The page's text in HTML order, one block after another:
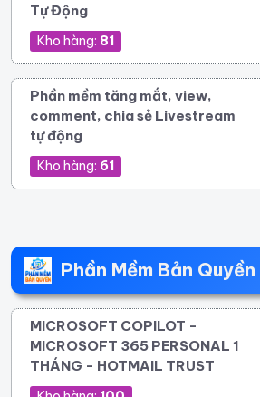
Tự Động
Kho hàng: 81
Phần mềm tăng mắt, view,
comment, chia sẻ Livestream
tự động
Kho hàng: 61
Phần Mềm Bản Quyền
MICROSOFT COPILOT -
MICROSOFT 365 PERSONAL 1
THÁNG - HOTMAIL TRUST